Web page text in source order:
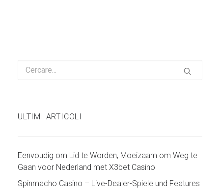
ULTIMI ARTICOLI
Eenvoudig om Lid te Worden, Moeizaam om Weg te
Gaan voor Nederland met X3bet Casino
Spinmacho Casino – Live-Dealer-Spiele und Features